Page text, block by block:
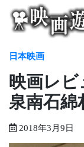
content
日本映画
映画レ
泉南石綿
2018年3月9日